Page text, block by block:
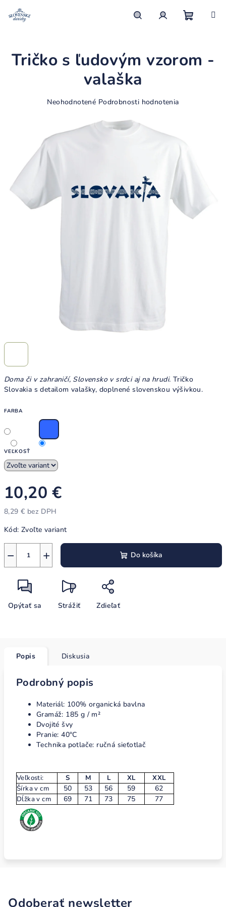
košík
Doma či v zahraničí, Slovensko v srdci aj na hrudi. Tričko
Slovakia s detailom valašky, doplnené slovenskou výšivkou.
FARBA
VEĽKOSŤ
10,20 €
8,29 € bez DPH
cena:
Kód: Zvoľte variant
+
− Do košíka
Opýtať sa Strážiť Zdieľať
Tričko s ľudovým vzorom -
valaška
Priemerné
0,0
z
5
Neohodnotené Podrobnosti hodnotenia
Popis Diskusia
Podrobný popis
Materiál: 100% organická bavlna
Gramáž: 185 g / m²
Dvojité švy
Pranie: 40°C
Technika potlače: ručná sieťotlač
Veľkosti: S M L XL
XXL
Šírka v cm
50 53 56 59 62
Dĺžka v cm 69 71 73 75 77
Odoberať newsletter